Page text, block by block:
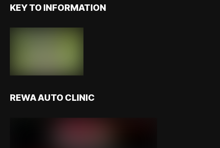
KEY TO INFORMATION
REWA AUTO CLINIC